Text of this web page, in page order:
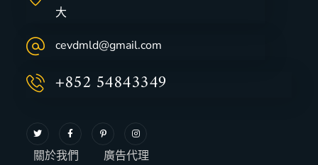
大
cevdmld@gmail.com
+852 54843349
關於我們
廣告代理